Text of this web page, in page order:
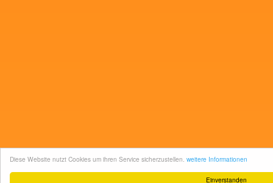
Einverstanden
Diese Website nutzt Cookies um ihren Service sicherzustellen. weitere Informationen